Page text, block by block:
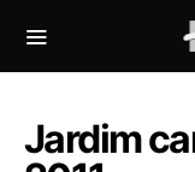
Jardim